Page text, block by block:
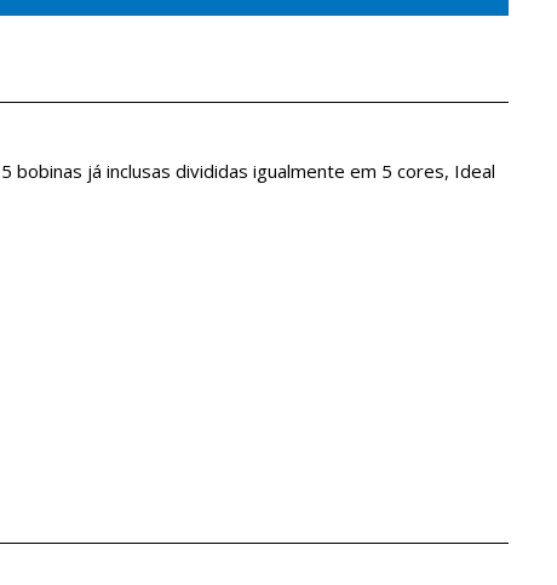
bobinas já inclusas divididas igualmente em 5 cores, Ideal